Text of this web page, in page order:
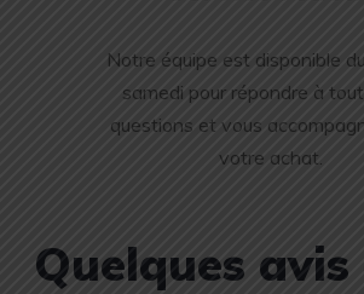
Notre équipe est disponible
samedi pour répondre à
questions et vous
votre achat.
Quelques